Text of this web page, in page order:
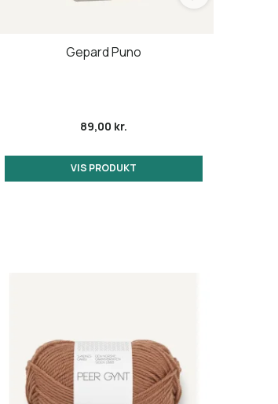
Gepard Puno
89,00 kr.
VIS PRODUKT